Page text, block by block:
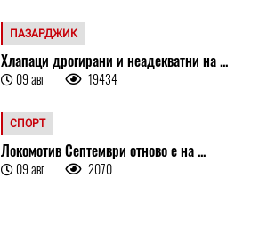
ПАЗАРДЖИК
Хлапаци дрогирани и неадекватни на ...
09 авг 19434
СПОРТ
Локомотив Септември отново е на ...
09 авг 2070